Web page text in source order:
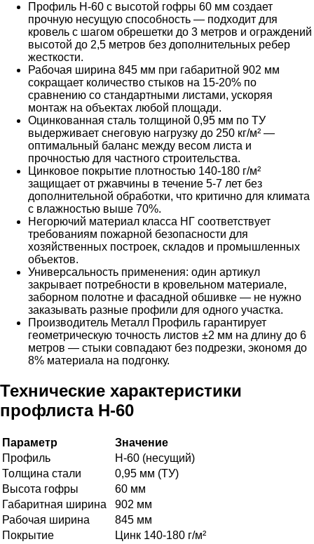
Профиль Н-60 с высотой гофры 60 мм создает
прочную несущую способность — подходит для
кровель с шагом обрешетки до 3 метров и ограждений
высотой до 2,5 метров без дополнительных ребер
жесткости.
Рабочая ширина 845 мм при габаритной 902 мм
сокращает количество стыков на 15-20% по
сравнению со стандартными листами, ускоряя
монтаж на объектах любой площади.
Оцинкованная сталь толщиной 0,95 мм по ТУ
выдерживает снеговую нагрузку до 250 кг/м² —
оптимальный баланс между весом листа и
прочностью для частного строительства.
Цинковое покрытие плотностью 140-180 г/м²
защищает от ржавчины в течение 5-7 лет без
дополнительной обработки, что критично для климата
с влажностью выше 70%.
Негорючий материал класса НГ соответствует
требованиям пожарной безопасности для
хозяйственных построек, складов и промышленных
объектов.
Универсальность применения: один артикул
закрывает потребности в кровельном материале,
заборном полотне и фасадной обшивке — не нужно
заказывать разные профили для одного участка.
Производитель Металл Профиль гарантирует
геометрическую точность листов ±2 мм на длину до 6
метров — стыки совпадают без подрезки, экономя до
8% материала на подгонку.
Технические характеристики
профлиста Н-60
Параметр
Значение
Профиль
Н-60 (несущий)
Толщина стали
0,95 мм (ТУ)
Высота гофры
60 мм
Габаритная ширина
902 мм
Рабочая ширина
845 мм
Покрытие
Цинк 140-180 г/м²